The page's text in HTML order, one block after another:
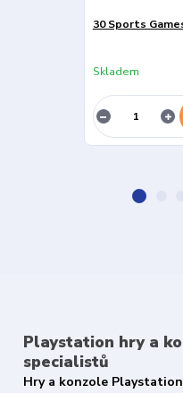
30 Sports
Skladem
Playstation hry a
specialistů
Hry a konzole